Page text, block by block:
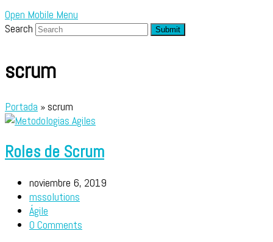
Open Mobile Menu
Search
Submit
scrum
Portada » scrum
Roles de Scrum
noviembre 6, 2019
mssolutions
Ágile
0 Comments